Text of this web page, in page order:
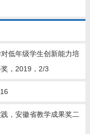
低年级学生创新能力培
，2019，2/3
，安徽省教学成果奖二